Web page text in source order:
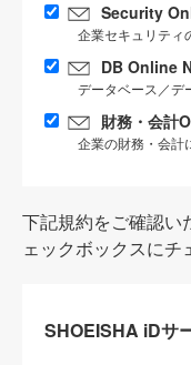
Security
企業セキュリティ
DB Online
データベース／デ
財務・会計
企業の財務・会計
下記規約をご確認い
ェックボックスにチ
SHOEISHA iDサ